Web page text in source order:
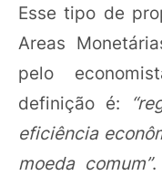
Esse tipo de
Areas
pelo
definição é:
eficiência
moeda comum”.